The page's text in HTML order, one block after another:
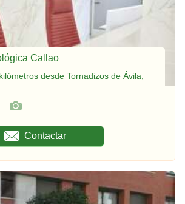
Callao
desde Tornadizos de Ávila,
Contactar